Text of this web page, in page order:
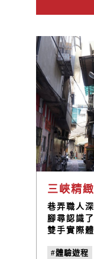
巷弄職人
腳尋認識
雙手實際
以體驗最
#體驗遊程